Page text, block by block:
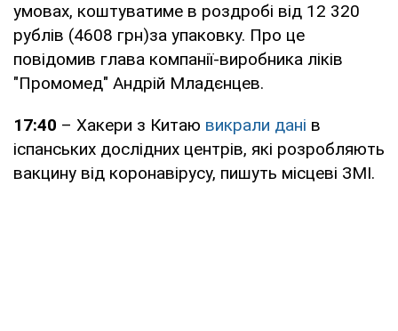
умовах, коштуватиме в роздробі від 12 320
рублів (4608 грн)за упаковку. Про це
повідомив глава компанії-виробника ліків
"Промомед" Андрій Младєнцев.
17:40 – Хакери з Китаю викрали дані в
іспанських дослідних центрів, які розробляють
вакцину від коронавірусу, пишуть місцеві ЗМІ.